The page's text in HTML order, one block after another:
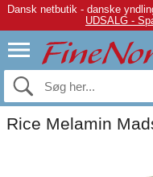
Dansk netbutik - danske
UDSALG -
Rice Melamin